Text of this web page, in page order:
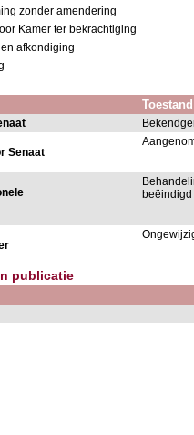
zonder amendering
Kamer ter bekrachtiging
afkondiging
Toestand
Senaat
beëindigd
publicatie